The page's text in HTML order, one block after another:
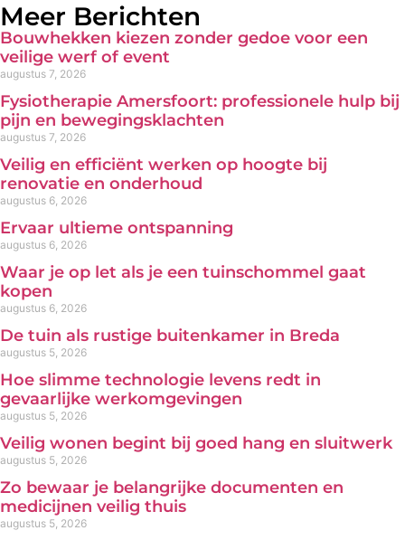
Meer Berichten
Bouwhekken kiezen zonder gedoe voor een
veilige werf of event
augustus 7, 2026
Fysiotherapie Amersfoort: professionele hulp bij
pijn en bewegingsklachten
augustus 7, 2026
Veilig en efficiënt werken op hoogte bij
renovatie en onderhoud
augustus 6, 2026
Ervaar ultieme ontspanning
augustus 6, 2026
Waar je op let als je een tuinschommel gaat
kopen
augustus 6, 2026
De tuin als rustige buitenkamer in Breda
augustus 5, 2026
Hoe slimme technologie levens redt in
gevaarlijke werkomgevingen
augustus 5, 2026
Veilig wonen begint bij goed hang en sluitwerk
augustus 5, 2026
Zo bewaar je belangrijke documenten en
medicijnen veilig thuis
augustus 5, 2026